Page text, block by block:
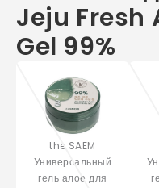
Jeju Fresh
Gel 99%
the SAEM
Универсальный
гель алое для